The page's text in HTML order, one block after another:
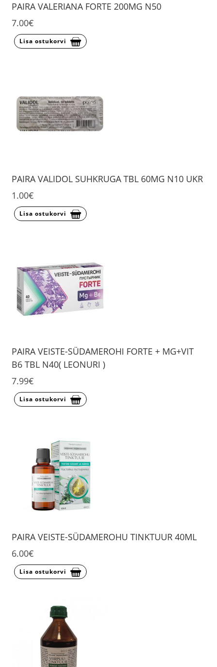
PAIRA VALERIANA FORTE 200MG N50
7.00€
Lisa ostukorvi
PAIRA VALIDOL SUHKRUGA TBL 60MG N10 UKR
1.00€
Lisa ostukorvi
PAIRA VEISTE-SÜDAMEROHI FORTE + MG+VIT
B6 TBL N40( LEONURI )
7.99€
Lisa ostukorvi
PAIRA VEISTE-SÜDAMEROHU TINKTUUR 40ML
6.00€
Lisa ostukorvi